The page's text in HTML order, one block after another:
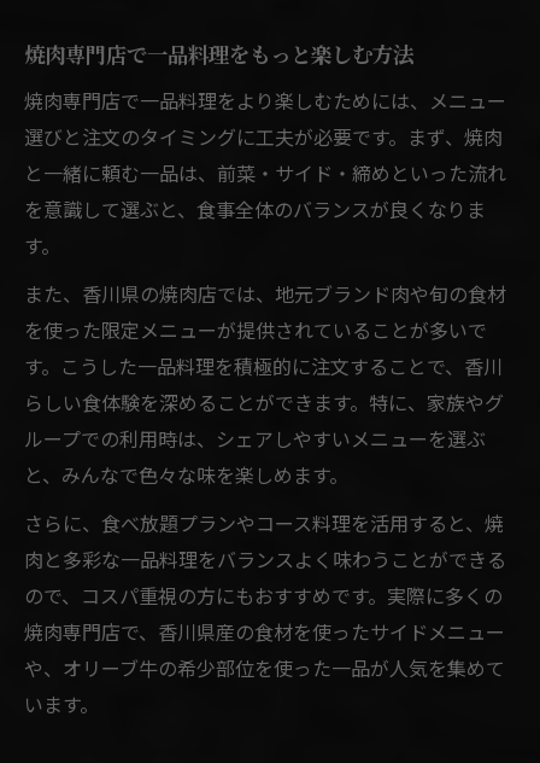
焼肉専門店で一品料理をもっと楽しむ方法
焼肉専門店で一品料理をより楽しむためには、メニュー
選びと注文のタイミングに工夫が必要です。まず、焼肉
と一緒に頼む一品は、前菜・サイド・締めといった流れ
を意識して選ぶと、食事全体のバランスが良くなりま
す。
また、香川県の焼肉店では、地元ブランド肉や旬の食材
を使った限定メニューが提供されていることが多いで
す。こうした一品料理を積極的に注文することで、香川
らしい食体験を深めることができます。特に、家族やグ
ループでの利用時は、シェアしやすいメニューを選ぶ
と、みんなで色々な味を楽しめます。
さらに、食べ放題プランやコース料理を活用すると、焼
肉と多彩な一品料理をバランスよく味わうことができる
ので、コスパ重視の方にもおすすめです。実際に多くの
焼肉専門店で、香川県産の食材を使ったサイドメニュー
や、オリーブ牛の希少部位を使った一品が人気を集めて
います。